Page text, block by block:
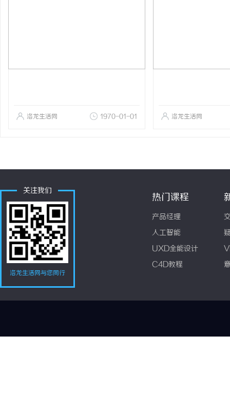
洛龙生活网 1970-01-01 洛龙生活网
关注我们
洛龙生活网与您同行
热门课程
产品经理
人工智能
UXD全能设计
C4D教程